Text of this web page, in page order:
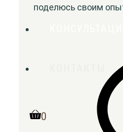
0
поделюсь своим